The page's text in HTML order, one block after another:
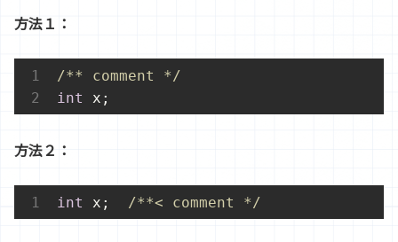
方法１：
/** comment */
int
x;
方法２：
int x; /**< comment */